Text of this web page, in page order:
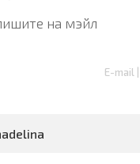
на мэйл
E-mail